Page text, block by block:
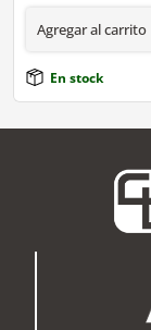
Agregar al carrito
En stock